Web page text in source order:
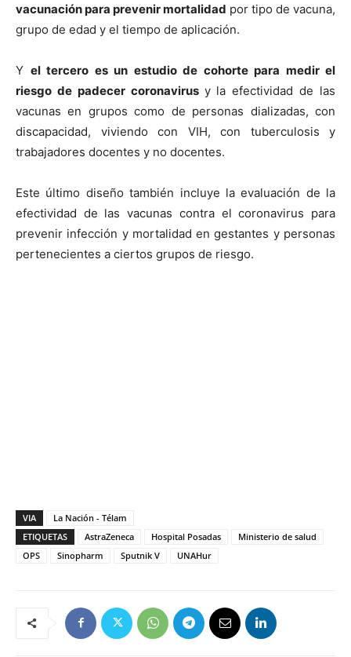
vacunación para prevenir mortalidad por tipo de vacuna,
grupo de edad y el tiempo de aplicación.
Y el tercero es un estudio de cohorte para medir el
riesgo de padecer coronavirus y la efectividad de las
vacunas en grupos como de personas dializadas, con
discapacidad, viviendo con VIH, con tuberculosis y
trabajadores docentes y no docentes.
Este último diseño también incluye la evaluación de la
efectividad de las vacunas contra el coronavirus para
prevenir infección y mortalidad en gestantes y personas
pertenecientes a ciertos grupos de riesgo.
VIA
La Nación - Télam
ETIQUETAS
AstraZeneca Hospital Posadas
Ministerio de salud
OPS
Sinopharm Sputnik V UNAHur